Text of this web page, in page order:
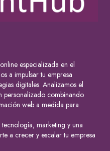
especializada en el
a impulsar tu empresa
digitales. Analizamos el
personalizado combinando
web a medida para
marketing y una
a crecer y escalar tu empresa